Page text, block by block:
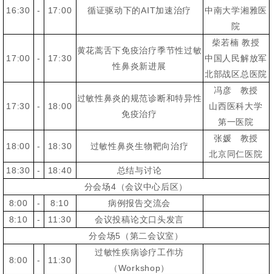
16:30 - 17:00 循证驱动下的AIT加速治疗
中南大学湘雅医
院
17:00 - 17:30
黄花蒿舌下免疫治疗季节性过敏
性鼻炎新进展
柴若楠 教授
中国人民解放军
北部战区总医院
17:30 - 18:00
过敏性鼻炎的规范诊断和特异性
免疫治疗
冯彦 教授
山西医科大学
第一医院
18:00 - 18:30 过敏性鼻炎生物靶向治疗
张媛 教授
北京同仁医院
18:30
- 18:40
总结与讨论
分会场4（会议中心后区）
8:00
- 8:10
病例报告交流会
8:10
- 11:30
会议投稿论文口头发言
分会场5（第二会议室）
8:00 - 11:30
过敏性疾病诊疗工作坊
（Workshop）